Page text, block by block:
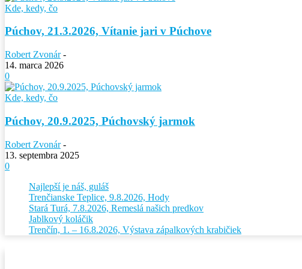
Kde, kedy, čo
Púchov, 21.3.2026, Vítanie jari v Púchove
Robert Zvonár -
14. marca 2026
0
Kde, kedy, čo
Púchov, 20.9.2025, Púchovský jarmok
Robert Zvonár -
13. septembra 2025
0
Najlepší je náš, guláš
Trenčianske Teplice, 9.8.2026, Hody
Stará Turá, 7.8.2026, Remeslá našich predkov
Jablkový koláčik
Trenčín, 1. – 16.8.2026, Výstava zápalkových krabičiek